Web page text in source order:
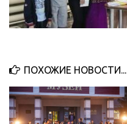
ПОХОЖИЕ НОВОСТИ...